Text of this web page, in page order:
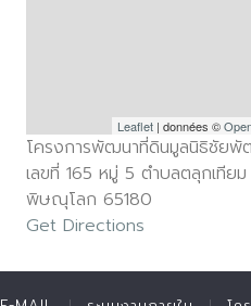
Leaflet| données ©
โครงการพัฒนาที่ดินมูลนิธิชัยพั
เลขที่ 165 หมู่ 5 ตำบลตลุกเทีย
พิษณุโลก 65180
Get Directions